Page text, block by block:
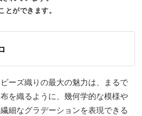
つ紡ぎ、色を重ねることで、繊細な
面な模様が生まれます。
がった作品には特別な存在感が宿り
ができます。
ビーズ織りの最大の魅力は、まるで
布を織るように、幾何学的な模様や
繊細なグラデーションを表現できる